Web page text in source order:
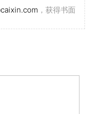
，获得书面